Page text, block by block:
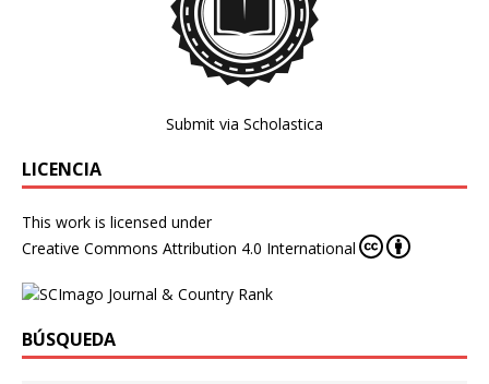
Submit via Scholastica
LICENCIA
This work is licensed under
Creative Commons Attribution 4.0 International
BÚSQUEDA